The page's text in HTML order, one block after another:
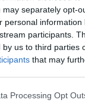
may separately opt-
personal
participants.
by us to third parties
that may
Processing Opt
πότε